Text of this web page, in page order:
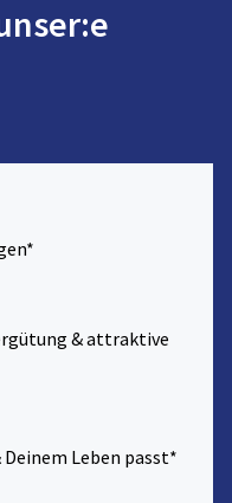
& attraktive
Deinem Leben passt*